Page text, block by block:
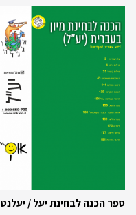
ספר הכנה לבחינת יעל / יעלנט